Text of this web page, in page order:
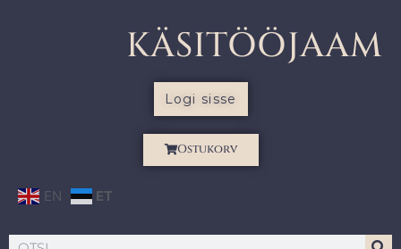
KÄSITÖÖJAAM
Logi sisse
Ostukorv
EN ET